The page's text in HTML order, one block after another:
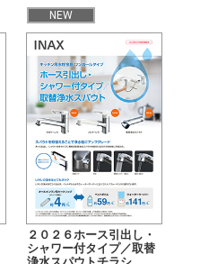
NEW
２０２６ホース引出し・
シャワー付タイプ／取替